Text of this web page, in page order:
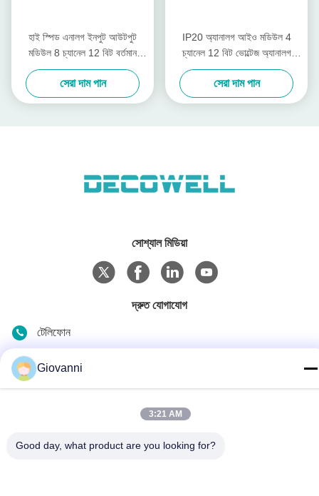
হাই স্পিড এনালগ ইনপুট আউটপুট
মডিউল 8 চ্যানেল 12 বিট বর্তমান
এনালগ ইনপুট EX-4418
সেরা দাম পান
IP20 অ্যানালগ আইও মডিউল 4
চ্যানেল 12 বিট ভোল্টেজ অ্যানালগ
আউটপুট EX-5014 সহ
সেরা দাম পান
সোশ্যাল মিডিয়া
দ্রুত যোগাযোগ
টেলিফোন
বিল্ডিং ১৩, রুইচুয়াং ইন্টেলিজেন্ট ম্যানুফ্যাকচারিং পার্ক, নং ১৯ ল্যানক্সিন রোড, পুকৌ
Giovanni
3:21 AM
Good day, what product are you looking for?